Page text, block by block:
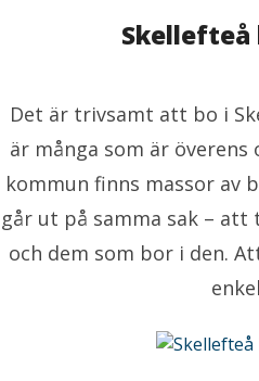
Skellefteå
Det är trivsamt att bo i
är många som är överens
kommun finns massor av
går ut på samma sak – att
och dem som bor i den.